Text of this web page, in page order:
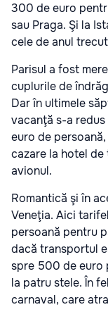
300 de euro
sau Praga. Şi la
cele de anul
Parisul a fost
cuplurile de
Dar în ultimele
vacanţă s-a
euro de
cazare la hotel
avionul.
Romantică şi în
Veneţia. Aici
persoană pentru
dacă transportul
spre 500 de euro
la patru stele. În
carnaval, care